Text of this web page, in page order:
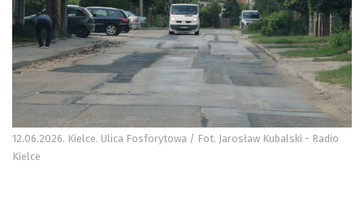
12.06.2026. Kielce. Ulica Fosforytowa / Fot. Jarosław Kubalski - Radio
Kielce